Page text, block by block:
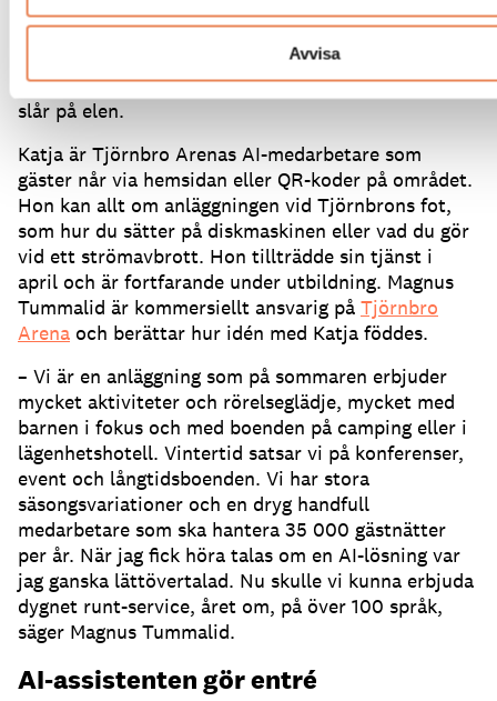
Avvisa
säger ”Välkommen – fråga mig vad som helst”.Efter
att ha frågat om ”incheckning” är hon snart igång
och guidar dig till rätt hotellägenhet och talar om
var du hittar nyckeln innan du hinner fråga hur du
slår på elen.
Katja är Tjörnbro Arenas AI-medarbetare som
gäster når via hemsidan eller QR-koder på området.
Hon kan allt om anläggningen vid Tjörnbrons fot,
som hur du sätter på diskmaskinen eller vad du gör
vid ett strömavbrott. Hon tillträdde sin tjänst i
april och är fortfarande under utbildning. Magnus
Tummalid är kommersiellt ansvarig på Tjörnbro
Arena och berättar hur idén med Katja föddes.
– Vi är en anläggning som på sommaren erbjuder
mycket aktiviteter och rörelseglädje, mycket med
barnen i fokus och med boenden på camping eller i
lägenhetshotell. Vintertid satsar vi på konferenser,
event och långtidsboenden. Vi har stora
säsongsvariationer och en dryg handfull
medarbetare som ska hantera 35 000 gästnätter
per år. När jag fick höra talas om en AI-lösning var
jag ganska lättövertalad. Nu skulle vi kunna erbjuda
dygnet runt-service, året om, på över 100 språk,
säger Magnus Tummalid.
AI-assistenten gör entré